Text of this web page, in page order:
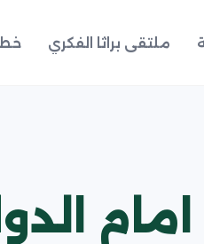
ملتقى براثا الفكري